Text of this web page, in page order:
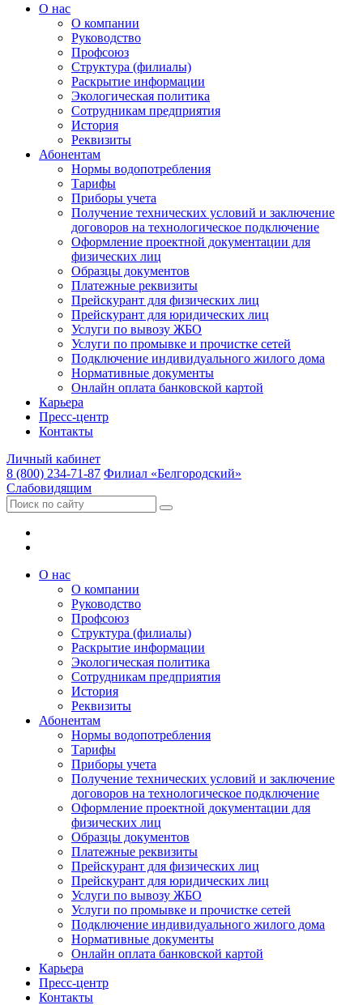
О нас
О компании
Руководство
Профсоюз
Структура (филиалы)
Раскрытие информации
Экологическая политика
Сотрудникам предприятия
История
Реквизиты
Абонентам
Нормы водопотребления
Тарифы
Приборы учета
Получение технических условий и заключение
договоров на технологическое подключение
Оформление проектной документации для
физических лиц
Образцы документов
Платежные реквизиты
Прейскурант для физических лиц
Прейскурант для юридических лиц
Услуги по вывозу ЖБО
Услуги по промывке и прочистке сетей
Подключение индивидуального жилого дома
Нормативные документы
Онлайн оплата банковской картой
Карьера
Пресс-центр
Контакты
Личный кабинет
8 (800) 234-71-87 Филиал «Белгородский»
Слабовидящим
О нас
О компании
Руководство
Профсоюз
Структура (филиалы)
Раскрытие информации
Экологическая политика
Сотрудникам предприятия
История
Реквизиты
Абонентам
Нормы водопотребления
Тарифы
Приборы учета
Получение технических условий и заключение
договоров на технологическое подключение
Оформление проектной документации для
физических лиц
Образцы документов
Платежные реквизиты
Прейскурант для физических лиц
Прейскурант для юридических лиц
Услуги по вывозу ЖБО
Услуги по промывке и прочистке сетей
Подключение индивидуального жилого дома
Нормативные документы
Онлайн оплата банковской картой
Карьера
Пресс-центр
Контакты